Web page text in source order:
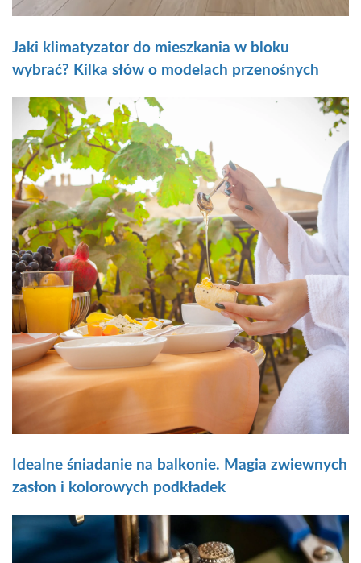
Jaki klimatyzator do mieszkania w bloku
wybrać? Kilka słów o modelach przenośnych
Idealne śniadanie na balkonie. Magia zwiewnych
zasłon i kolorowych podkładek